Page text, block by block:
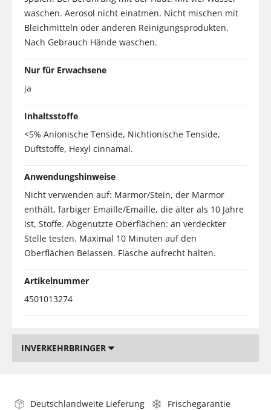
waschen. Aerosol nicht einatmen. Nicht mischen mit
Bleichmitteln oder anderen Reinigungsprodukten.
Nach Gebrauch Hände waschen.
Nur für Erwachsene
ja
Inhaltsstoffe
<5% Anionische Tenside, Nichtionische Tenside,
Duftstoffe, Hexyl cinnamal.
Anwendungshinweise
Nicht verwenden auf: Marmor/Stein, der Marmor
enthält, farbiger Emaille/Emaille, die älter als 10 Jahre
ist, Stoffe. Abgenutzte Oberflächen: an verdeckter
Stelle testen. Maximal 10 Minuten auf den
Oberflächen Belassen. Flasche aufrecht halten.
Artikelnummer
4501013274
INVERKEHRBRINGER
Deutschlandweite Lieferung
Frischegarantie